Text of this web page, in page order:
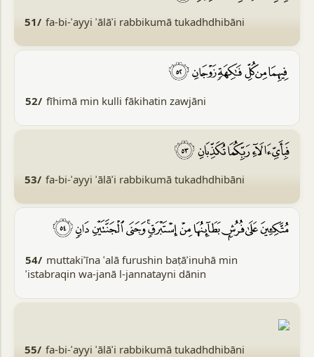
51/ fa-bi-ʾayyi ʾālāʾi rabbikumā tukadhdhibāni
52/ fīhimā min kulli fākihatin zawjāni
53/ fa-bi-ʾayyi ʾālāʾi rabbikumā tukadhdhibāni
54/ muttakiʾīna ʿalā furushin baṭāʾinuhā min
ʾistabraqin wa-janā l-jannatayni dānin
55/ fa-bi-ʾayyi ʾālāʾi rabbikumā tukadhdhibāni